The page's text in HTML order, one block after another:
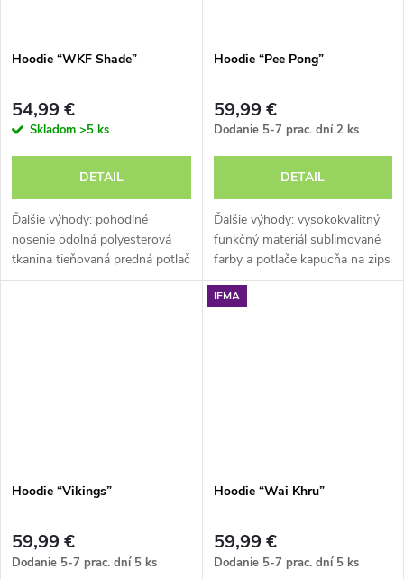
Hoodie “WKF Shade”
54,99 €
Skladom >5 ks
DETAIL
Ďalšie výhody: pohodlné
nosenie odolná polyesterová
tkanina tieňovaná predná potlač
jednoduchá údržba
Hoodie “Pee Pong”
59,99 €
Dodanie 5-7 prac. dní2 ks
DETAIL
Ďalšie výhody: vysokokvalitný
funkčný materiál sublimované
farby a potlače kapucňa na zips
raglánové rukávy
Hoodie “Vikings”
59,99 €
Dodanie 5-7 prac. dní 5 ks
IFMA
Hoodie “Wai Khru”
59,99 €
Dodanie 5-7 prac. dní 5 ks